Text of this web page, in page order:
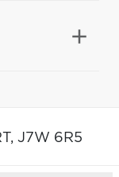
J7W 6R5